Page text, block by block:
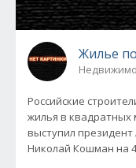
Жилье
Российские
жилья в квадратных
выступил президент
Николай Кошман на